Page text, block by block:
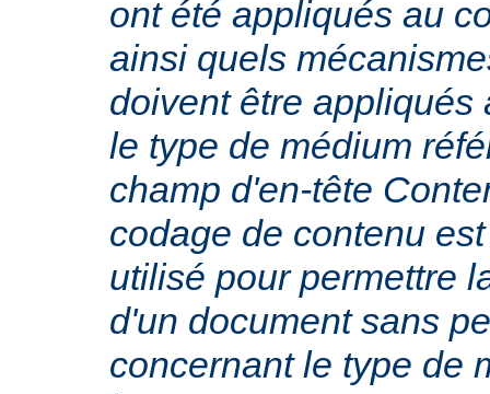
ont été appliqués au
ainsi quels
doivent être appliqués
le type de médium
champ d'en-tête
codage de contenu
utilisé pour permettre
d'un document sans
concernant le type de